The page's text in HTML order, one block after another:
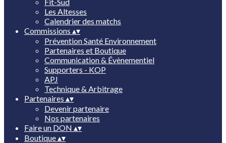
Les Altesses
Calendrier des matchs
Commissions ▴▾
Prévention Santé Environnement
Partenaires et Boutique
Communication & Évènementiel
Supporters - KOP
APJ
Technique & Arbitrage
Partenaires ▴▾
Devenir partenaire
Nos partenaires
Faire un DON ▴▾
Boutique▴▾